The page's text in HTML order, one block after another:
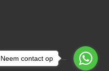
Neem contact op